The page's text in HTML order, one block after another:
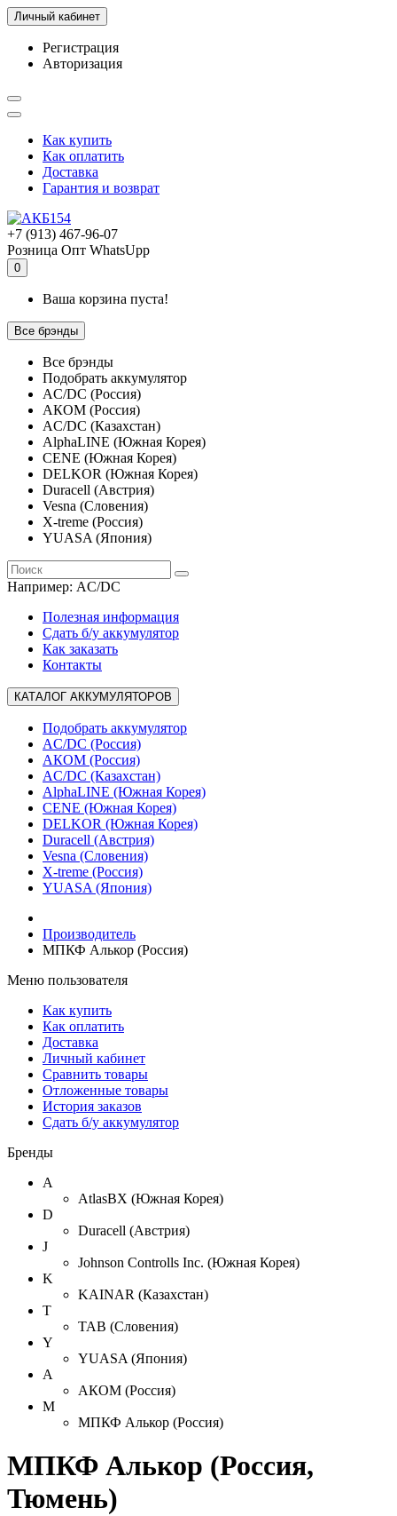
Личный кабинет
Регистрация
Авторизация
Как купить
Как оплатить
Доставка
Гарантия и возврат
+7 (913) 467-96-07
Розница Опт WhatsUpp
0
Ваша корзина пуста!
Все брэнды
Все брэнды
Подобрать аккумулятор
AC/DC (Россия)
АКОМ (Россия)
AC/DC (Казахстан)
AlphaLINE (Южная Корея)
CENE (Южная Корея)
DELKOR (Южная Корея)
Duracell (Австрия)
Vesna (Словения)
X-treme (Россия)
YUASA (Япония)
Например: AC/DC
Полезная информация
Сдать б/у аккумулятор
Как заказать
Контакты
КАТАЛОГ АККУМУЛЯТОРОВ
Подобрать аккумулятор
AC/DC (Россия)
АКОМ (Россия)
AC/DC (Казахстан)
AlphaLINE (Южная Корея)
CENE (Южная Корея)
DELKOR (Южная Корея)
Duracell (Австрия)
Vesna (Словения)
X-treme (Россия)
YUASA (Япония)
Производитель
МПКФ Алькоp (Россия)
Меню пользователя
Как купить
Как оплатить
Доставка
Личный кабинет
Сравнить товары
Отложенные товары
История заказов
Сдать б/у аккумулятор
Бренды
A
AtlasBX (Южная Корея)
D
Duracell (Австрия)
J
Johnson Controlls Inc. (Южная Корея)
K
KAINAR (Казахстан)
T
TAB (Словения)
Y
YUASA (Япония)
А
АКОМ (Россия)
М
МПКФ Алькоp (Россия)
МПКФ Алькоp (Россия,
Тюмень)